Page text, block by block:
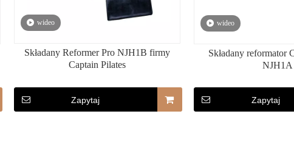
wideo
Składany Reformer Pro NJH1B firmy
Captain Pilates
Zapytaj
wideo
Składany reformator
NJH1A
Zapytaj